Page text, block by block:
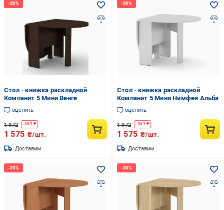
Стол - книжка раскладной
Компанит 5 Мини Венге
оценить
1 972 -397₴
1 575 ₴/шт.
Доставим
Стол - книжка раскладной
Компанит 5 Мини Нимфея Альба
оценить
1 972 -397₴
1 575 ₴/шт.
Доставим